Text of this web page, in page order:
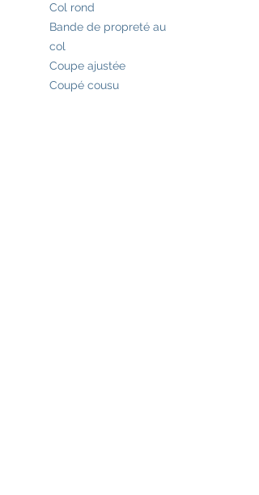
Col rond
Bande de propreté au
col
Coupe ajustée
Coupé cousu